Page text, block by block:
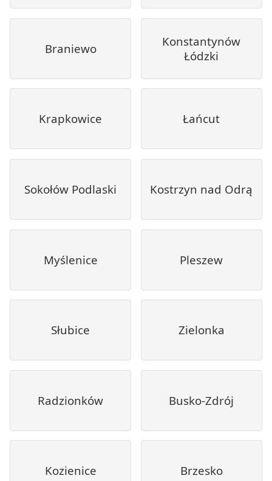
Braniewo
Konstantynów
Łódzki
Krapkowice Łańcut
Sokołów Podlaski Kostrzyn nad Odrą
Myślenice Pleszew
Słubice Zielonka
Radzionków Busko-Zdrój
Kozienice Brzesko